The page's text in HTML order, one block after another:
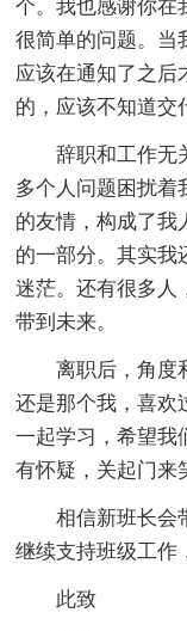
个。我也感谢你在
很简单的问题。当
应该在通知了之后
的，应该不知道交
辞职和工作无
多个人问题困扰着
的友情，构成了我
的一部分。其实我
迷茫。还有很多人
带到未来。
离职后，角度
还是那个我，喜欢
一起学习，希望我
有怀疑，关起门来
相信新班长会
继续支持班级工作
此致